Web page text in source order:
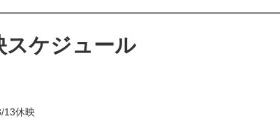
スケジュール
13休映